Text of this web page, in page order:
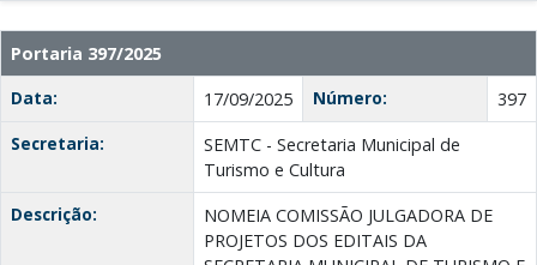
Portaria 397/2025
Data:
17/09/2025 Número:
397
Secretaria:
SEMTC - Secretaria Municipal de
Turismo e Cultura
Descrição:
NOMEIA COMISSÃO JULGADORA DE
PROJETOS DOS EDITAIS DA